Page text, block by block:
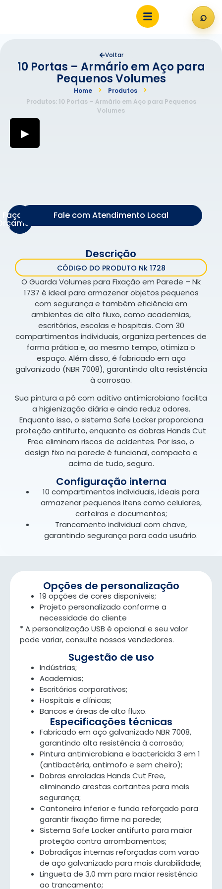
⌕
Voltar
10 Portas – Armário em Aço para
Pequenos Volumes
Home
Produtos
Produtos: 10 Portas – Armário em Aço para Pequenos
Volumes
▶
Faça um Fale com Atendimento Local
Descrição
CÓDIGO DO PRODUTO Nk 1728
O Guarda Volumes para Fixação em Parede – Nk
1737 é ideal para armazenar objetos pequenos
com segurança e também eficiência em
ambientes de alto fluxo, como academias,
escritórios, escolas e hospitais. Com 30
compartimentos individuais, organiza pertences de
forma prática e, ao mesmo tempo, otimiza o
espaço. Além disso, é fabricado em aço
galvanizado (NBR 7008), garantindo alta resistência
à corrosão.
Sua pintura a pó com aditivo antimicrobiano facilita
a higienização diária e ainda reduz odores.
Enquanto isso, o sistema Safe Locker proporciona
proteção antifurto, enquanto as dobras Hands Cut
Free eliminam riscos de acidentes. Por isso, o
design fixo na parede é funcional, compacto e
acima de tudo, seguro.
Configuração interna
10 compartimentos individuais, ideais para
armazenar pequenos itens como celulares,
carteiras e documentos;
Trancamento individual com chave,
garantindo segurança para cada usuário.
Opções de personalização
19 opções de cores disponíveis;
Projeto personalizado conforme a
necessidade do cliente
* A personalização USB é opcional e seu valor
pode variar, consulte nossos vendedores.
Sugestão de uso
Indústrias;
Academias;
Escritórios corporativos;
Hospitais e clínicas;
Bancos e áreas de alto fluxo.
Especificações técnicas
Fabricado em aço galvanizado NBR 7008,
garantindo alta resistência à corrosão;
Pintura antimicrobiana e bactericida 3 em 1
(antibactéria, antimofo e sem cheiro);
Dobras enroladas Hands Cut Free,
eliminando arestas cortantes para mais
segurança;
Cantoneira inferior e fundo reforçado para
garantir fixação firme na parede;
Sistema Safe Locker antifurto para maior
proteção contra arrombamentos;
Dobradiças internas reforçadas com varão
de aço galvanizado para mais durabilidade;
Lingueta de 3,0 mm para maior resistência
ao trancamento;